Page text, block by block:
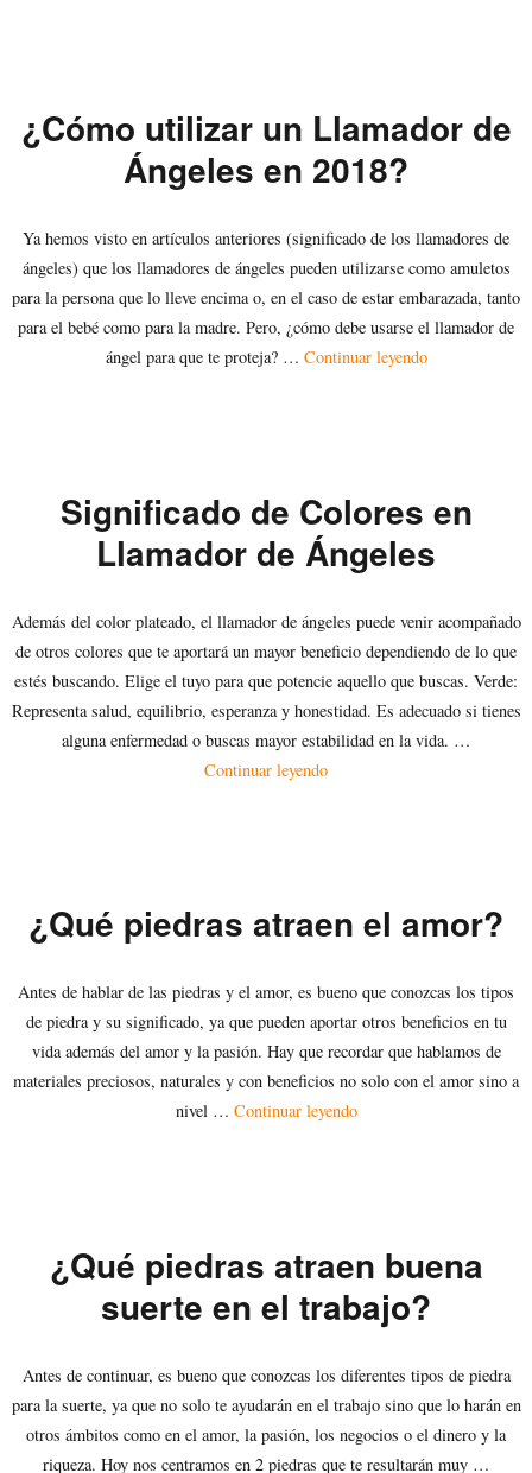
¿Cómo utilizar un Llamador de
Ángeles en 2018?
Ya hemos visto en artículos anteriores (significado de los llamadores de
ángeles) que los llamadores de ángeles pueden utilizarse como amuletos
para la persona que lo lleve encima o, en el caso de estar embarazada, tanto
para el bebé como para la madre. Pero, ¿cómo debe usarse el llamador de
ángel para que te proteja? … Continuar leyendo«¿Cómo
Significado de Colores en
Llamador de Ángeles
Además del color plateado, el llamador de ángeles puede venir acompañado
de otros colores que te aportará un mayor beneficio dependiendo de lo que
estés buscando. Elige el tuyo para que potencie aquello que buscas. Verde:
Representa salud, equilibrio, esperanza y honestidad. Es adecuado si tienes
alguna enfermedad o buscas mayor estabilidad en la vida. …
Continuar leyendo«Significado de Colores en
¿Qué piedras atraen el amor?
Antes de hablar de las piedras y el amor, es bueno que conozcas los tipos
de piedra y su significado, ya que pueden aportar otros beneficios en tu
vida además del amor y la pasión. Hay que recordar que hablamos de
materiales preciosos, naturales y con beneficios no solo con el amor sino a
nivel … Continuar leyendo«¿Qué piedras atraen el
¿Qué piedras atraen buena
suerte en el trabajo?
Antes de continuar, es bueno que conozcas los diferentes tipos de piedra
para la suerte, ya que no solo te ayudarán en el trabajo sino que lo harán en
otros ámbitos como en el amor, la pasión, los negocios o el dinero y la
riqueza. Hoy nos centramos en 2 piedras que te resultarán muy …